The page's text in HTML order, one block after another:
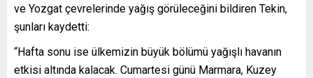
ve Yozgat çevrelerinde yağış görüleceğini bildiren Tekin,
şunları kaydetti:
“Hafta sonu ise ülkemizin büyük bölümü yağışlı havanın
etkisi altında kalacak. Cumartesi günü Marmara, Kuzey